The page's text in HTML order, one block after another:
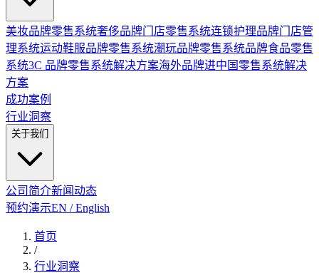
美妆品牌零售系统奢侈品牌门店零售系统连锁护理品牌门店管
理系统运动鞋服品牌零售系统潮玩品牌零售系统品牌食品零售
系统3C 品牌零售系统解决方案海外品牌进中国零售系统解决
方案
成功案例
行业洞察
关于我们
公司简介新闻动态
预约演示EN / English
首页
/
行业洞察